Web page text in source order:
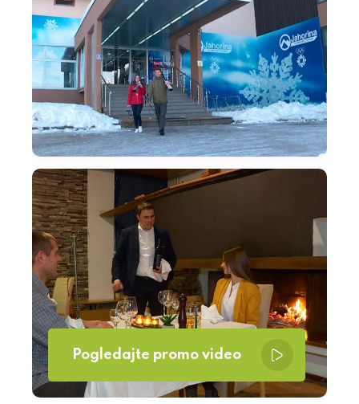
Pogledajte promo video